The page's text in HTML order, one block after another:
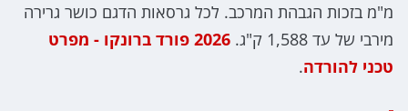
מ"מ בזכות הגבהת המרכב. לכל גרסאות הדגם כושר גרירה
מירבי של עד 1,588 ק"ג.
2026 פורד ברונקו - מפרט
טכני להורדה.